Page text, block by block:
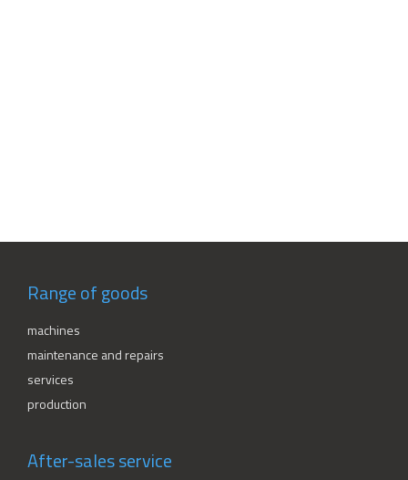
Range of goods
machines
maintenance and repairs
services
production
After-sales service